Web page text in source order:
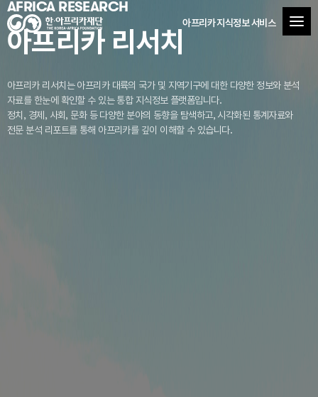
아프리카 지식정보 서비스
AFRICA RESEARCH
아프리카 리서치
아프리카 리서치는 아프리카 대륙의 국가 및 지역기구에 대한 다양한 정보와 분석
자료를 한눈에 확인할 수 있는 통합 지식정보 플랫폼입니다.
정치, 경제, 사회, 문화 등 다양한 분야의 동향을 탐색하고, 시각화된 통계자료와
전문 분석 리포트를 통해 아프리카를 깊이 이해할 수 있습니다.